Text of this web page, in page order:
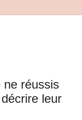
ne réussis
leur